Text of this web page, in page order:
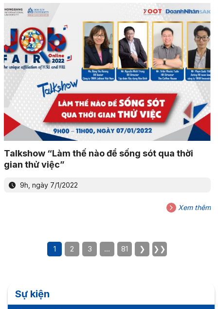
Talkshow “Làm thế nào để sống sót qua thời
gian thử việc”
9h, ngày 7/1/2022
Xem thêm
1 2 3 … 81 ❯ ❯❯
Sự kiện